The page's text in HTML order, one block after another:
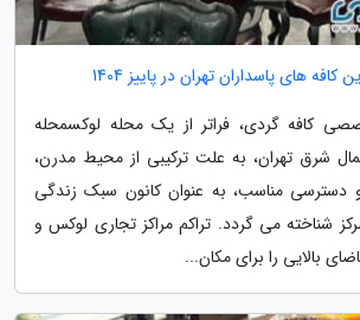
های پاسداران تهران در پاییز 1404
کافه گردی، فراتر از یک محله لوکسمحله
شرق تهران، به علت ترکیبی از محیط مدرن،
دسترسی مناسب، به عنوان کانون سبک زندگی
شناخته می گردد. تراکم مراکز تجاری لوکس و
بالایی را برای مکان...